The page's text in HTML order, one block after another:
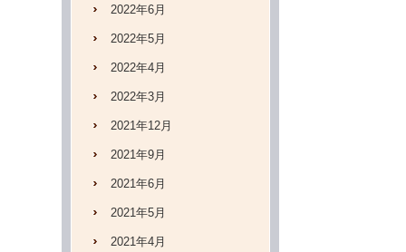
2022年6月
2022年5月
2022年4月
2022年3月
2021年12月
2021年9月
2021年6月
2021年5月
2021年4月